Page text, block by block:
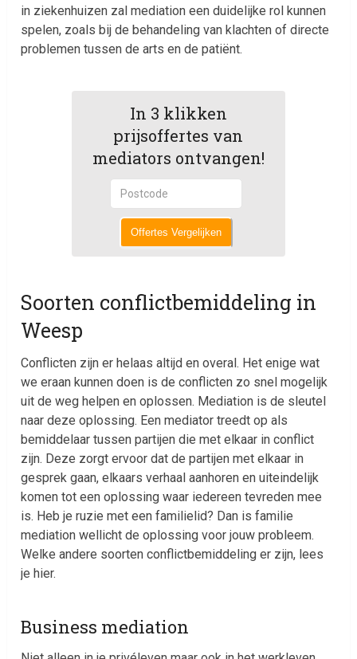
in ziekenhuizen zal mediation een duidelijke rol kunnen
spelen, zoals bij de behandeling van klachten of directe
problemen tussen de arts en de patiënt.
In 3 klikken
prijsoffertes van
mediators ontvangen!
Offertes Vergelijken
Soorten conflictbemiddeling in
Weesp
Conflicten zijn er helaas altijd en overal. Het enige wat
we eraan kunnen doen is de conflicten zo snel mogelijk
uit de weg helpen en oplossen. Mediation is de sleutel
naar deze oplossing. Een mediator treedt op als
bemiddelaar tussen partijen die met elkaar in conflict
zijn. Deze zorgt ervoor dat de partijen met elkaar in
gesprek gaan, elkaars verhaal aanhoren en uiteindelijk
komen tot een oplossing waar iedereen tevreden mee
is. Heb je ruzie met een familielid? Dan is familie
mediation wellicht de oplossing voor jouw probleem.
Welke andere soorten conflictbemiddeling er zijn, lees
je hier.
Business mediation